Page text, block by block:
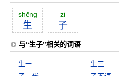
shēng
生
zi
子
与“生子”相关的词语
生一 生三